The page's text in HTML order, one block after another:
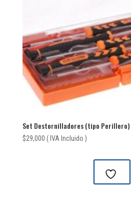
Set Destornilladores (tipo Perillero)
$29,000 ( IVA Incluido )